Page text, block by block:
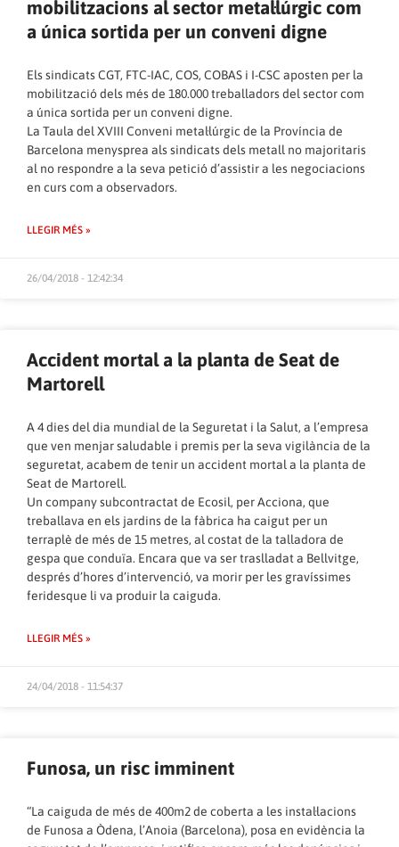
mobilitzacions al sector metal·lúrgic com
a única sortida per un conveni digne
Els sindicats CGT, FTC-IAC, COS, COBAS i I-CSC aposten per la
mobilització dels més de 180.000 treballadors del sector com
a única sortida per un conveni digne.
La Taula del XVIII Conveni metal·lúrgic de la Província de
Barcelona menysprea als sindicats dels metall no majoritaris
al no respondre a la seva petició d’assistir a les negociacions
en curs com a observadors.
LLEGIR MÉS »
26/04/2018 - 12:42:34
Accident mortal a la planta de Seat de
Martorell
A 4 dies del dia mundial de la Seguretat i la Salut, a l’empresa
que ven menjar saludable i premis per la seva vigilància de la
seguretat, acabem de tenir un accident mortal a la planta de
Seat de Martorell.
Un company subcontractat de Ecosil, per Acciona, que
treballava en els jardins de la fàbrica ha caigut per un
terraplè de més de 15 metres, al costat de la talladora de
gespa que conduïa. Encara que va ser traslladat a Bellvitge,
després d’hores d’intervenció, va morir per les gravíssimes
feridesque li va produir la caiguda.
LLEGIR MÉS »
24/04/2018 - 11:54:37
Funosa, un risc imminent
“La caiguda de més de 400m2 de coberta a les instal·lacions
de Funosa a Òdena, l’Anoia (Barcelona), posa en evidència la